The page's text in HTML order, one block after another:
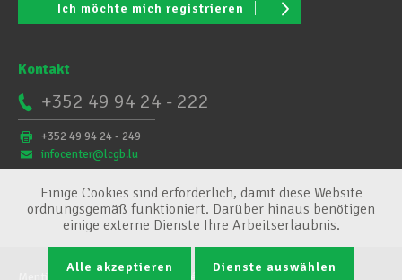
Ich möchte mich registrieren
Kontakt
+352 49 94 24 - 222
+352 49 94 24 - 249
infocenter@lcgb.lu
Einige Cookies sind erforderlich, damit diese Website
ordnungsgemäß funktioniert. Darüber hinaus benötigen
einige externe Dienste Ihre Arbeitserlaubnis.
Alle akzeptieren Dienste auswählen